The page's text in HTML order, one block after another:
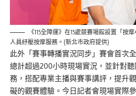
《115全障運》在15處競賽場館設置「按
人員紓壓按摩服務。(新北市政府提供)
此外「賽事轉播實況同步」賽會首次
總計超過200小時現場實況，並針對
務，搭配專業主播與賽事講評，提升
礙的觀賽體驗。今日記者會現場實際